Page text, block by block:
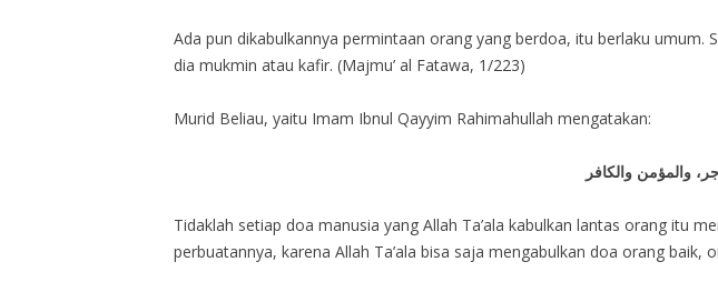
Ada pun dikabulkannya permintaan orang yang berdoa, itu berlaku umum.
dia mukmin atau kafir. (Majmu’ al Fatawa, 1/223)
Murid Beliau, yaitu Imam Ibnul Qayyim Rahimahullah mengatakan:
والمؤمن والكافر
Tidaklah setiap doa manusia yang Allah Ta’ala kabulkan lantas orang itu
perbuatannya, karena Allah Ta’ala bisa saja mengabulkan doa orang